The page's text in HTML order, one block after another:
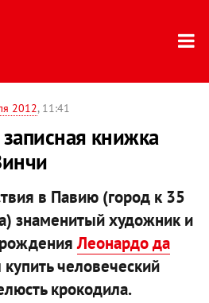
2012, 11:41
книжка
в Павию (город к 35
знаменитый художник и
Леонардо да
человеческий
крокодила.